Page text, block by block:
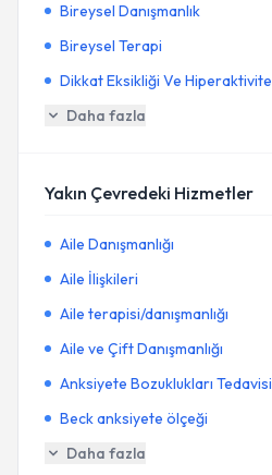
Bireysel Danışmanlık
Bireysel Terapi
Dikkat Eksikliği Ve Hiperaktivite
Daha fazla
Yakın Çevredeki Hizmetler
Aile Danışmanlığı
Aile İlişkileri
Aile terapisi/danışmanlığı
Aile ve Çift Danışmanlığı
Anksiyete Bozuklukları Tedavisi
Beck anksiyete ölçeği
Daha fazla